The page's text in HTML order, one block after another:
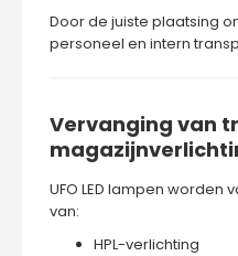
Door de juiste plaatsing
personeel en intern
Vervanging van
UFO LED lampen worden
van:
HPL-verlichting